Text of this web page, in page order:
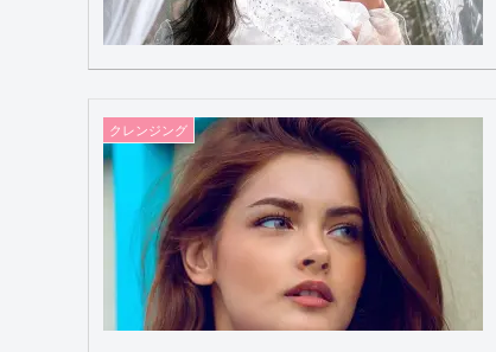
クレンジング